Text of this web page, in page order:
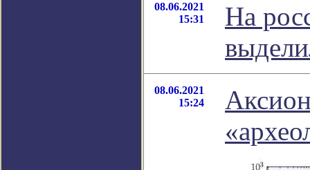
08.06.2021
15:31
На
08.06.2021
15:24